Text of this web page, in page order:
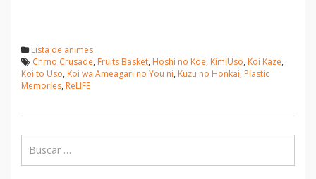
Lista de animes
Chrno Crusade, Fruits Basket, Hoshi no Koe, KimiUso, Koi Kaze,
Koi to Uso, Koi wa Ameagari no You ni, Kuzu no Honkai, Plastic
Memories, ReLIFE